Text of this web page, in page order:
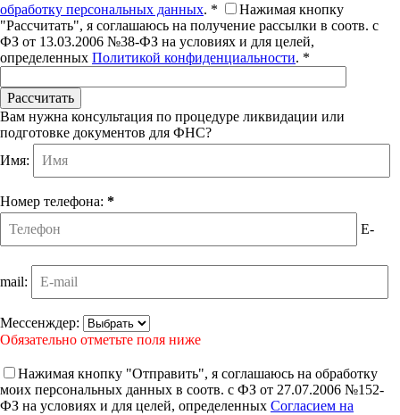
обработку персональных данных. *
Нажимая кнопку
"Рассчитать", я соглашаюсь на получение рассылки в соотв. с
ФЗ от 13.03.2006 №38-ФЗ на условиях и для целей,
определенных Политикой конфиденциальности. *
Вам нужна консультация по процедуре ликвидации или
подготовке документов для ФНС?
Имя:
Номер телефона: *
E-
mail:
Мессенждер:
Обязательно отметьте поля ниже
Нажимая кнопку "Отправить", я соглашаюсь на обработку
моих персональных данных в соотв. с ФЗ от 27.07.2006 №152-
ФЗ на условиях и для целей, определенных Согласием на